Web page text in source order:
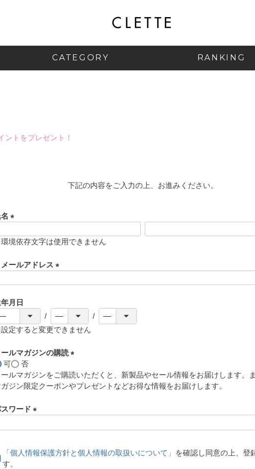
CATEGORY RANKING
ントをプレゼント！
下記の内容をご入力の上、お進みください。
名
必
)
境依存文字は使用できません
メールアドレス
月日
定すると変更できません
ールマガジンの購読
必
須
可
否
ールマガジンをご購読いただくと、新製品やセール情報をお届けします。
ジン限定クーポンやプレゼントなどお得な情報をお届けします。
ワード
)
「個人情報保護方針と個人情報の取扱いについて」
を確認し同意の上、登
す。